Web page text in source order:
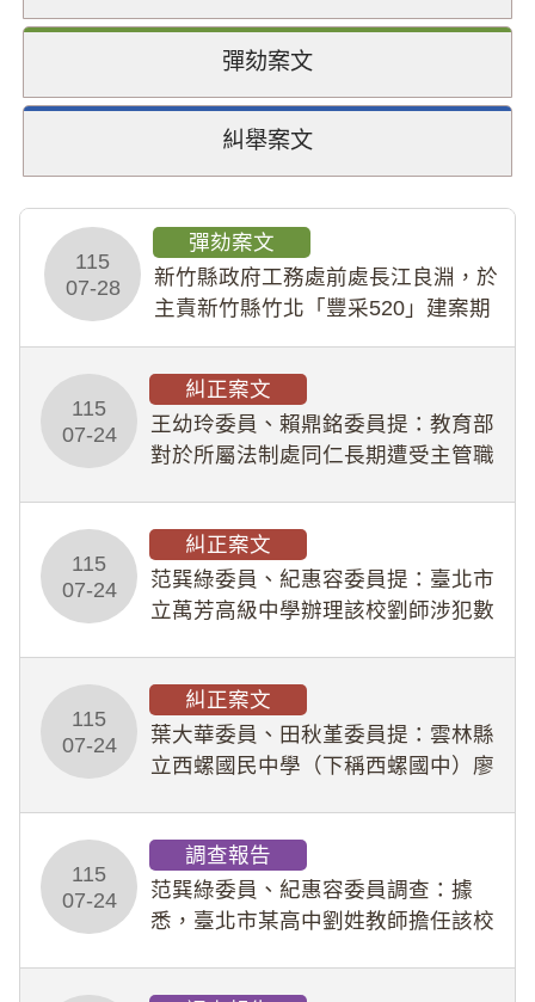
彈劾案文
糾舉案文
115
07-28
彈劾案文
新竹縣政府工務處前處長江良淵，於
主責新竹縣竹北「豐采520」建案期
幣1,483萬餘元，並長期收受建商餽
贈；復罔顧公共安全，圖利默許建商
於停工期間
115
07-24
糾正案文
王幼玲委員、賴鼎銘委員提：教育部
對於所屬法制處同仁長期遭受主管職
人員保障法」及「職業安全衛生法」
所定維護公務人員
115
07-24
糾正案文
范巽綠委員、紀惠容委員提：臺北市
立萬芳高級中學辦理該校劉師涉犯數
業把關與糾錯功能，不僅首份調查報
告漏未審酌師生不
115
07-24
糾正案文
葉大華委員、田秋堇委員提：雲林縣
立西螺國民中學（下稱西螺國中）廖
教羽球隊學生等行為，歷經該校校園
事件處理會議（下
115
07-24
調查報告
范巽綠委員、紀惠容委員調查：據
悉，臺北市某高中劉姓教師擔任該校